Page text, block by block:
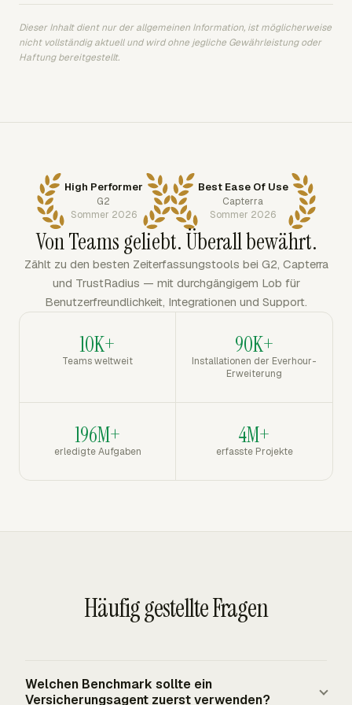
Dieser Inhalt dient nur der allgemeinen Information, ist möglicherweise
nicht vollständig aktuell und wird ohne jegliche Gewährleistung oder
Haftung bereitgestellt.
High Performer
G2
Sommer 2026
Best Ease Of Use
Capterra
Sommer 2026
Von Teams geliebt. Überall bewährt.
Zählt zu den besten Zeiterfassungstools bei G2, Capterra
und TrustRadius — mit durchgängigem Lob für
Benutzerfreundlichkeit, Integrationen und Support.
10K+
Teams weltweit
90K+
Installationen der Everhour-
Erweiterung
196M+
erledigte Aufgaben
4M+
erfasste Projekte
Häufig gestellte Fragen
Welchen Benchmark sollte ein
Versicherungsagent zuerst verwenden?